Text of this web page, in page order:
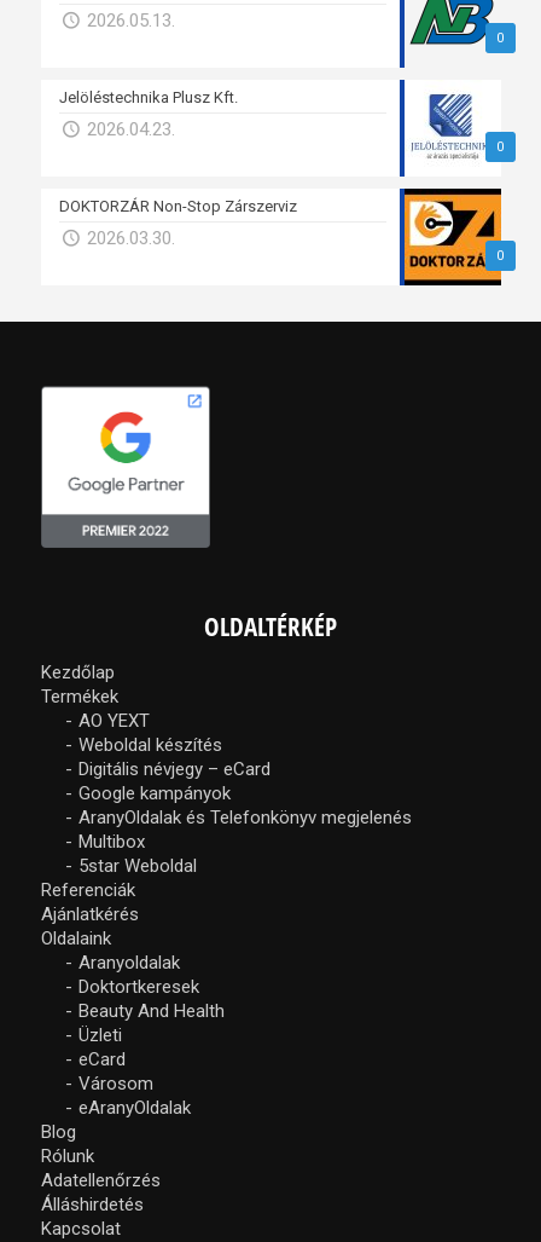
0
2026.05.13.
0
Jelöléstechnika Plusz Kft.
2026.04.23.
0
DOKTORZÁR Non-Stop Zárszerviz
2026.03.30.
OLDALTÉRKÉP
Kezdőlap
Termékek
AO YEXT
Weboldal készítés
Digitális névjegy – eCard
Google kampányok
AranyOldalak és Telefonkönyv megjelenés
Multibox
5star Weboldal
Referenciák
Ajánlatkérés
Oldalaink
Aranyoldalak
Doktortkeresek
Beauty And Health
Üzleti
eCard
Városom
eAranyOldalak
Blog
Rólunk
Adatellenőrzés
Álláshirdetés
Kapcsolat